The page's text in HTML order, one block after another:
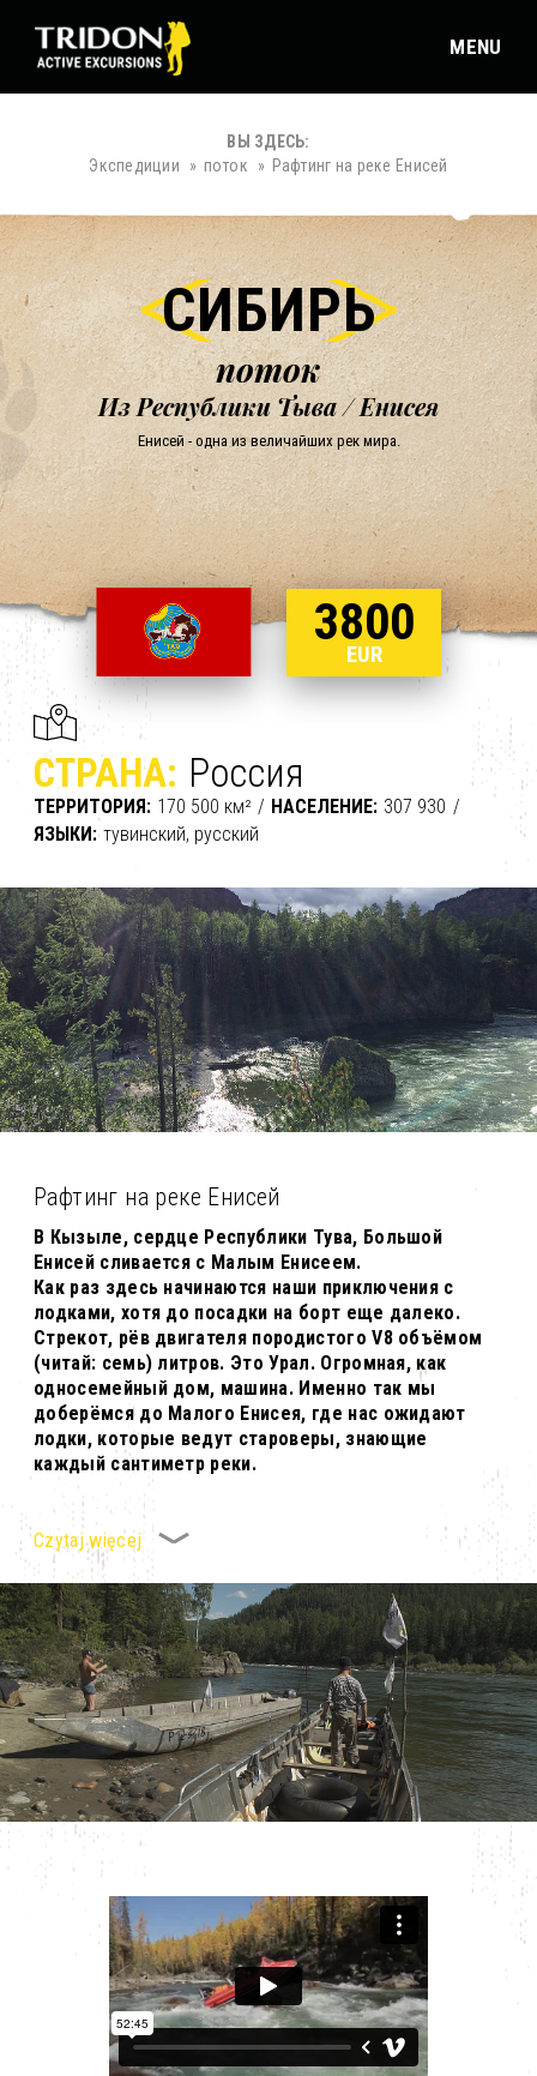
MENU
СИБИРЬ
поток
Из Республики Тыва / Енисея
Енисей - одна из величайших рек мира.
3800
EUR
ВЫ ЗДЕСЬ:
Экспедиции
поток Рафтинг на реке Енисей
СТРАНА: Россия
ТЕРРИТОРИЯ 170 500 км² НАСЕЛЕНИЕ 307 930
ЯЗЫКИ тувинский, русский
Рафтинг на реке Енисей
В Кызыле, сердце Республики Тува, Большой
Енисей сливается с Малым Енисеем.
Как раз здесь начинаются наши приключения с
лодками, хотя до посадки на борт еще далеко.
Стрекот, рёв двигателя породистого V8 объёмом
(читай: семь) литров. Это Урал. Огромная, как
односемейный дом, машина. Именно так мы
доберёмся до Малого Енисея, где нас ожидают
лодки, которые ведут староверы, знающие
каждый сантиметр реки.
Czytaj więcej